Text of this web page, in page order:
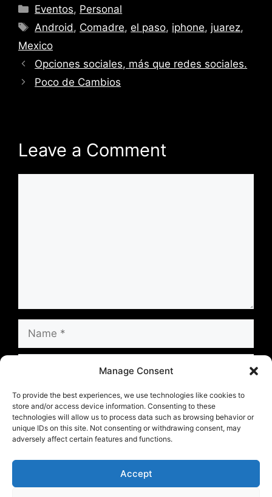
Manage Consent
To provide the best experiences, we use technologies like cookies to
store and/or access device information. Consenting to these
technologies will allow us to process data such as browsing behavior or
unique IDs on this site. Not consenting or withdrawing consent, may
adversely affect certain features and functions.
Accept
Categories
Eventos, Personal
Tags
Android, Comadre,el paso, iphone, juarez,
Mexico
Opciones sociales, más que redes sociales.
Poco de Cambios
Leave a Comment
Name
Website
Save my name, email, and website in this
browser for the next time I comment.